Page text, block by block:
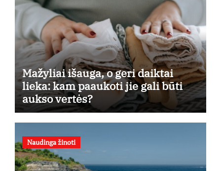
Mažyliai išauga, o geri daiktai
lieka: kam paaukoti jie gali būti
aukso vertės?
Naudinga žinoti